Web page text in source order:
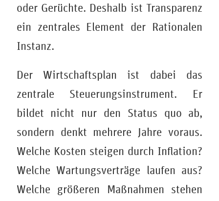
oder Gerüchte. Deshalb ist Transparenz
ein zentrales Element der Rationalen
Instanz.
Der Wirtschaftsplan ist dabei das
zentrale Steuerungsinstrument. Er
bildet nicht nur den Status quo ab,
sondern denkt mehrere Jahre voraus.
Welche Kosten steigen durch Inflation?
Welche Wartungsverträge laufen aus?
Welche größeren Maßnahmen stehen